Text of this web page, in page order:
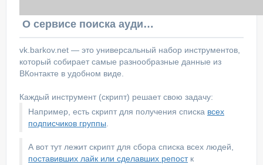
О сервисе поиска аудитории ВКонтакте
vk.barkov.net — это универсальный набор инструментов,
который собирает самые разнообразные данные из
ВКонтакте в удобном виде.
Каждый инструмент (скрипт) решает свою задачу:
Например, есть скрипт для получения списка всех
подписчиков группы
А вот тут лежит скрипт для сбора списка всех людей,
поставивших лайк или сделавших репостк